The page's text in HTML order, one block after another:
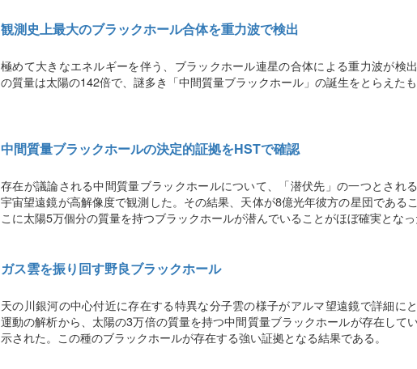
観測史上最大のブラックホール合体を重力波で検出
極めて大きなエネルギーを伴う、ブラックホール連星の合体による重力波が検
の質量は太陽の142倍で、謎多き「中間質量ブラックホール」の誕生をとらえたも
中間質量ブラックホールの決定的証拠をHSTで確認
存在が議論される中間質量ブラックホールについて、「潜伏先」の一つとされ
宇宙望遠鏡が高解像度で観測した。その結果、天体が8億光年彼方の星団である
こに太陽5万個分の質量を持つブラックホールが潜んでいることがほぼ確実となっ
ガス雲を振り回す野良ブラックホール
天の川銀河の中心付近に存在する特異な分子雲の様子がアルマ望遠鏡で詳細に
運動の解析から、太陽の3万倍の質量を持つ中間質量ブラックホールが存在して
示された。この種のブラックホールが存在する強い証拠となる結果である。